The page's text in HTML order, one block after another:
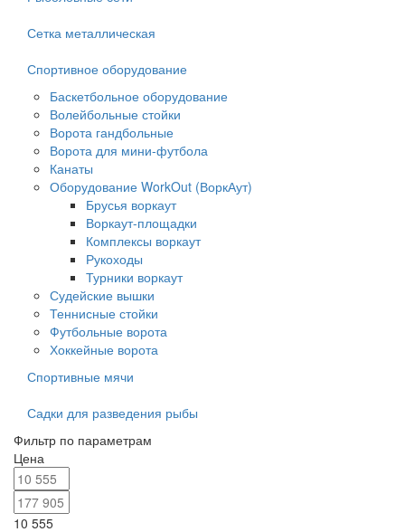
Сетка металлическая
Спортивное оборудование
Баскетбольное оборудование
Волейбольные стойки
Ворота гандбольные
Ворота для мини-футбола
Канаты
Оборудование WorkOut (ВоркАут)
Брусья воркаут
Воркаут-площадки
Комплексы воркаут
Рукоходы
Турники воркаут
Судейские вышки
Теннисные стойки
Футбольные ворота
Хоккейные ворота
Спортивные мячи
Садки для разведения рыбы
Фильтр по параметрам
Цена
10 555